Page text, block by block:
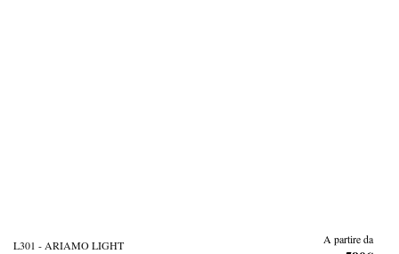
L301 - ARIAMO LIGHT A partire da